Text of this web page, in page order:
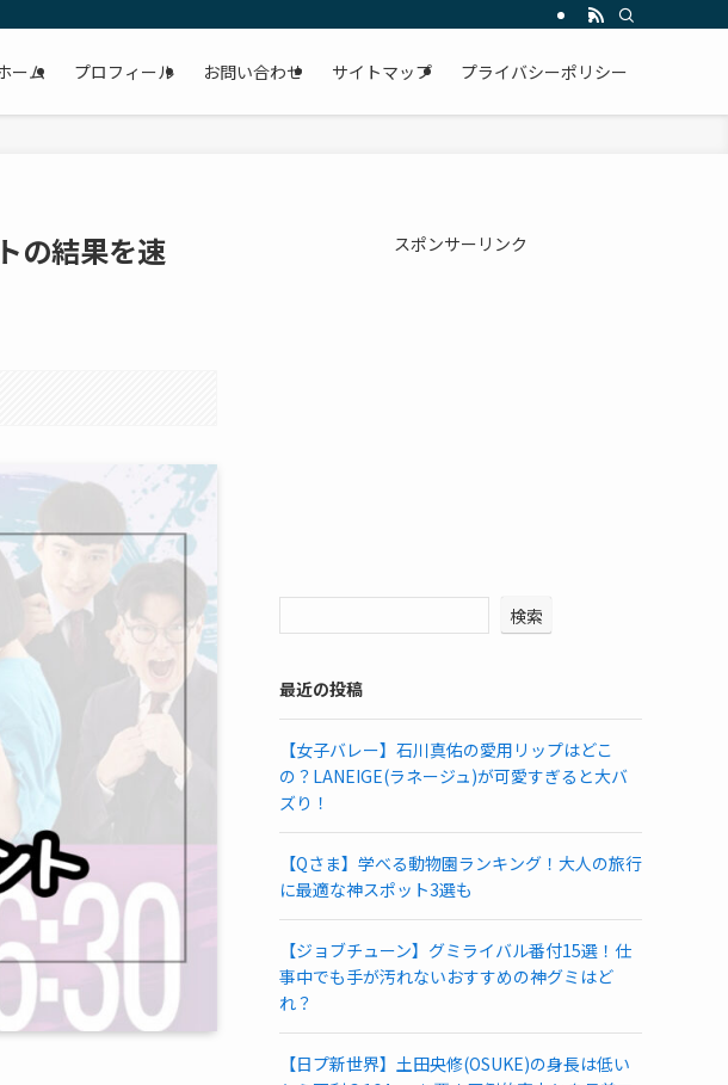
ーム プロフィール お問い合わせ サイトマップ プライバシーポリシー
の結果を速
スポンサーリンク
検索
最近の投稿
【女子バレー】石川真佑の愛用リップはどこ
の？LANEIGE(ラネージュ)が可愛すぎると大バ
ズり！
【Qさま】学べる動物園ランキング！大人の旅行
に最適な神スポット3選も
【ジョブチューン】グミライバル番付15選！仕
事中でも手が汚れないおすすめの神グミはど
れ？
【日プ新世界】土田央修(OSUKE)の身長は低い